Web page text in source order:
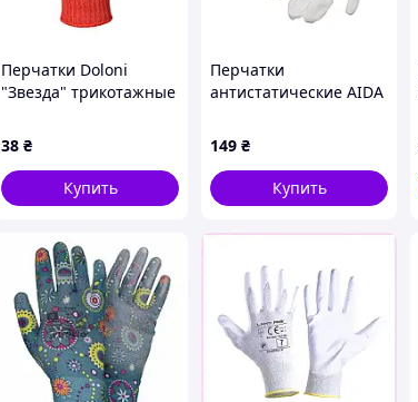
Перчатки Doloni
"Звезда" трикотажные
ПВХ 7 класс 11 размер
арт. 4040
38 ₴
Купить
Перчатки
антистатические AIDA
микроточками
(комплект 2шт)
149 ₴
Купить